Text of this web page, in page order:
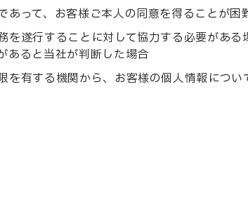
って、お客様ご本人の同意を得ることが困
遂行することに対して協力する必要がある
あると当社が判断した場合
有する機関から、お客様の個人情報につい